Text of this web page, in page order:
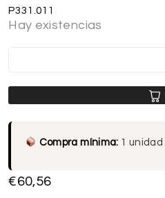
P331.011
Hay existencias
Compra mínima: 1 unidad
€60,56